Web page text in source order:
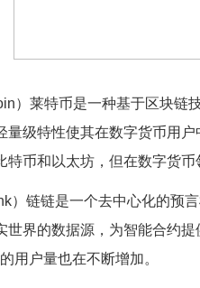
）莱特币是一种基于区块链
量级特性使其在数字货币用
特币和以太坊，但在数字货币
）链链是一个去中心化的预
世界的数据源，为智能合约
用户量也在不断增加。